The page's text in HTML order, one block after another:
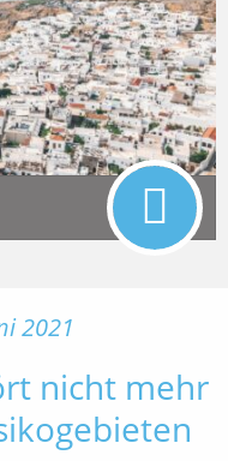
2021
nicht mehr